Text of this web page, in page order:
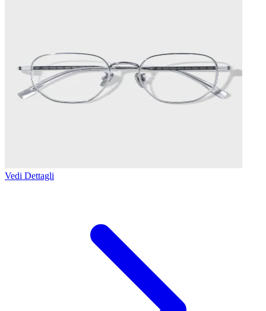
Vedi Dettagli